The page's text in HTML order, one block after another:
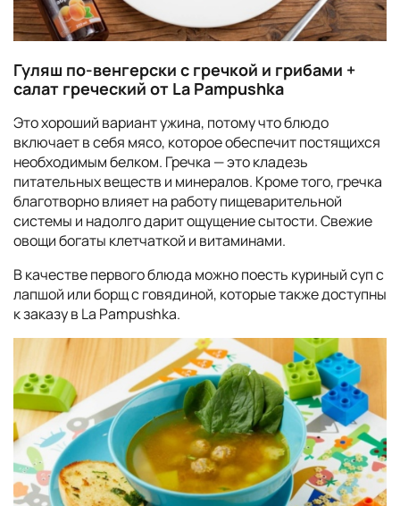
Гуляш по-венгерски с гречкой и грибами +
салат греческий от La Pampushka
Это хороший вариант ужина, потому что блюдо
включает в себя мясо, которое обеспечит постящихся
необходимым белком. Гречка — это кладезь
питательных веществ и минералов. Кроме того, гречка
благотворно влияет на работу пищеварительной
системы и надолго дарит ощущение сытости. Свежие
овощи богаты клетчаткой и витаминами.
В качестве первого блюда можно поесть куриный суп с
лапшой или борщ с говядиной, которые также доступны
к заказу в La Pampushka.